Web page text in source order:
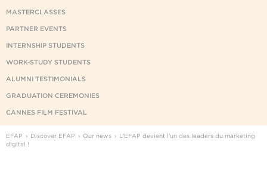
MASTERCLASSES
PARTNER EVENTS
INTERNSHIP STUDENTS
WORK-STUDY STUDENTS
ALUMNI TESTIMONIALS
GRADUATION CEREMONIES
CANNES FILM FESTIVAL
EFAP Discover EFAP Our news
L'EFAP devient l'un des leaders du marketing
digital !